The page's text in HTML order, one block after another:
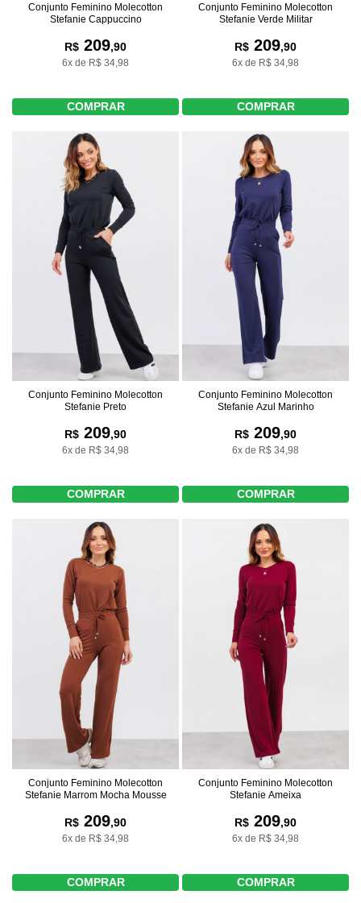
Conjunto Feminino Molecotton
Stefanie Cappuccino
R$ 209,90
6x de R$ 34,98
COMPRAR
Conjunto Feminino Molecotton
Stefanie Verde Militar
R$ 209,90
6x de R$ 34,98
COMPRAR
Conjunto Feminino Molecotton
Stefanie Preto
R$ 209,90
6x de R$ 34,98
COMPRAR
Conjunto Feminino Molecotton
Stefanie Azul Marinho
R$ 209,90
6x de R$ 34,98
COMPRAR
Conjunto Feminino Molecotton
Stefanie Marrom Mocha Mousse
R$ 209,90
6x de R$ 34,98
COMPRAR
Conjunto Feminino Molecotton
Stefanie Ameixa
R$ 209,90
6x de R$ 34,98
COMPRAR